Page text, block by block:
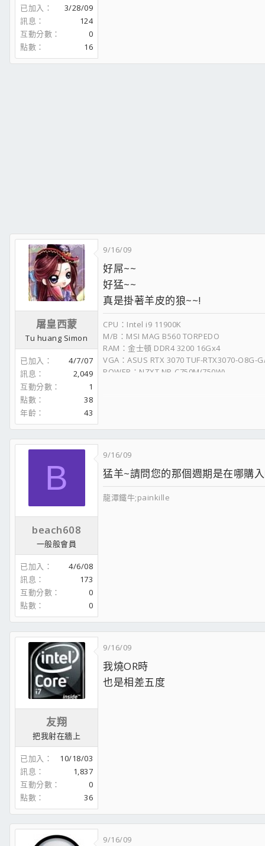
已加入
3/28/09
訊息
124
互動分數
0
點數
16
屠皇西蒙
Tu huang Simon
已加入
4/7/07
訊息
2,049
互動分數
1
點數
38
年齡
43
9/16/09
好屌~~
好猛~~
真是掛著羊皮的狼~~!
CPU：Intel i9 11900K
M/B：MSI MAG B560 TORPEDO
RAM：金士頓 DDR4 3200 16Gx4
VGA：ASUS RTX 3070 TUF-RTX3070-O8G-
POWER：NZXT NP-C750M(750W)
04/09 給電腦一個最通風的家&自製簡易裸測平台~!
05/09 [開盒簡測]MSI P35 Neo2 FI版 ~用料實在~料多味美~價位
05/16 [遲來的開箱]精星團購版3870X2嗆辣水姑娘大解剖~!
05/18 [遲來的動力]新生代帥哥E8400對上3870x2嗆辣水姑娘的
05/31 [滑鼠的溜冰場]YADI高品質工藝精密滑鼠板~!
09/03 [入手開箱]瀚視奇 HANNS.G HG216D 22吋寬螢幕HDMI
09/09 霹靂Ｑ版公仔IV之【聖華魔焰】入手~
10/19 [開箱文]西華~皇家兔~當HTPC的好機殼~!
02/20 用顯卡掛Folding@Home時~會用多少瓦數~我來測給您
05/05 要有強大效能卻小而美的HTPC機殼~銀欣Silverstone-
B
beach608
一般般會員
已加入
4/6/08
訊息
173
互動分數
0
點數
0
9/16/09
猛羊~請問您的那個週期是在哪購
龍潭鐵牛;painkille
友翔
把我射在牆上
已加入
10/18/03
訊息
1,837
互動分數
0
點數
36
9/16/09
我燒OR時
也是相差五度
9/16/09